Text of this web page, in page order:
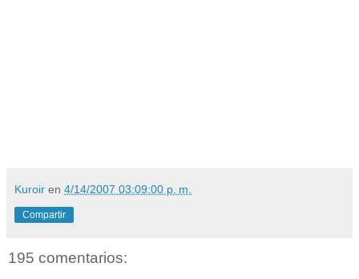
Kuroir en 4/14/2007 03:09:00 p. m.
Compartir
195 comentarios: